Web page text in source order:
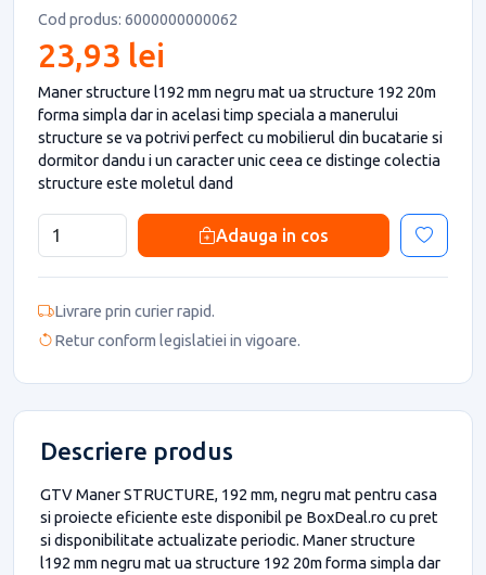
Cod produs: 6000000000062
23,93 lei
Maner structure l192 mm negru mat ua structure 192 20m
forma simpla dar in acelasi timp speciala a manerului
structure se va potrivi perfect cu mobilierul din bucatarie si
dormitor dandu i un caracter unic ceea ce distinge colectia
structure este moletul dand
Adauga in cos
Livrare prin curier rapid.
Retur conform legislatiei in vigoare.
Descriere produs
GTV Maner STRUCTURE, 192 mm, negru mat pentru casa
si proiecte eficiente este disponibil pe BoxDeal.ro cu pret
si disponibilitate actualizate periodic. Maner structure
l192 mm negru mat ua structure 192 20m forma simpla dar